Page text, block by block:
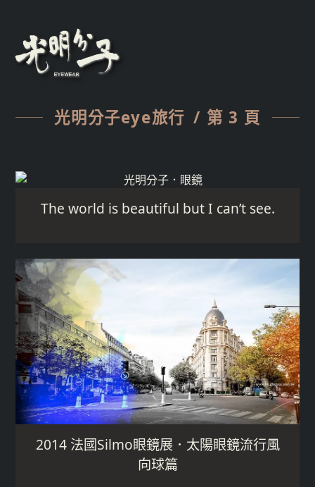
光明分子eye旅行 / 第 3 頁
The world is beautiful but I can’t see.
2014 法國Silmo眼鏡展．太陽眼鏡流行風
向球篇